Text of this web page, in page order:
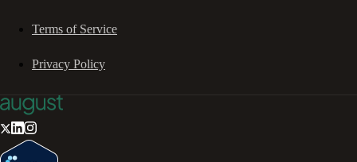
Terms of Service
Privacy Policy